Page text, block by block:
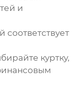
и
соответствует
куртку,